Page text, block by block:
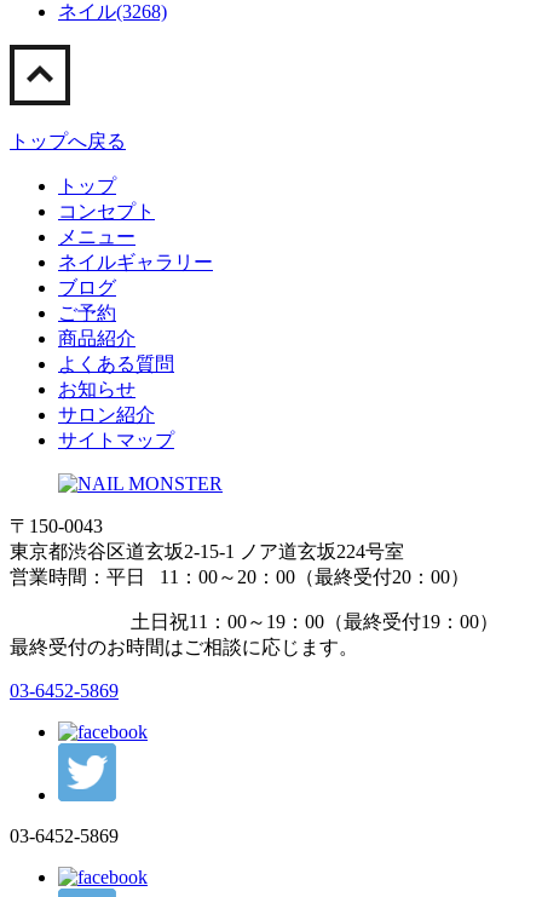
ネイル(3268)
トップへ戻る
トップ
コンセプト
メニュー
ネイルギャラリー
ブログ
ご予約
商品紹介
よくある質問
お知らせ
サロン紹介
サイトマップ
〒150-0043
東京都渋谷区道玄坂2-15-1 ノア道玄坂224号室
営業時間：平日 11：00～20：00（最終受付20：00）
土日祝11：00～19：00（最終受付19：00）
最終受付のお時間はご相談に応じます。
03-6452-5869
03-6452-5869